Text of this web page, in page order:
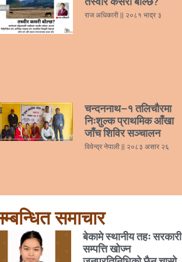
राज अधिकारी २०८१ भाद्र ३
चन्दननाथ–१ तलिचौरमा
निःशुल्क प्राथमिक आँखा
जाँच शिविर सञ्चालन
विवेन्द्र नेपाली २०८३ असार २६
समाचार
बेकामे स्थानीय तहः सरकारी
सम्पत्ति खोज्न